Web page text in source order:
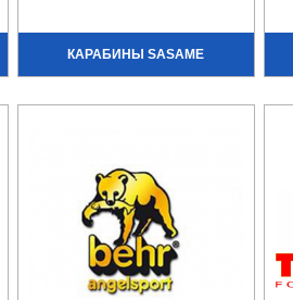
КАРАБИНЫ SASAME